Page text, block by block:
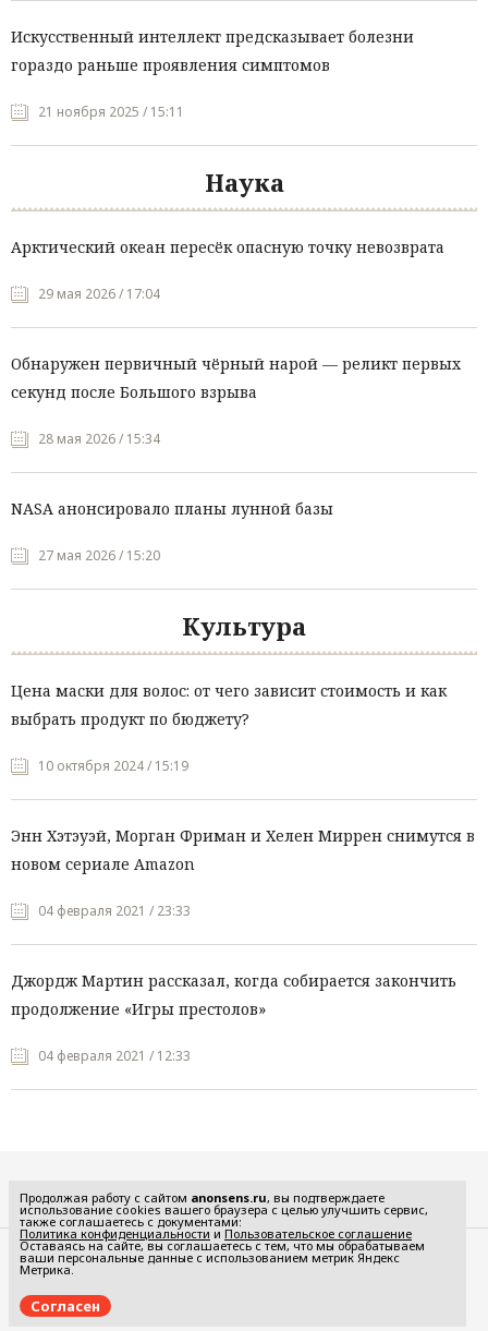
Искусственный интеллект предсказывает болезни
гораздо раньше проявления симптомов
21 ноября 2025 / 15:11
Наука
Арктический океан пересёк опасную точку невозврата
29 мая 2026 / 17:04
Обнаружен первичный чёрный нарой — реликт первых
секунд после Большого взрыва
28 мая 2026 / 15:34
NASA анонсировало планы лунной базы
27 мая 2026 / 15:20
Культура
Цена маски для волос: от чего зависит стоимость и как
выбрать продукт по бюджету?
10 октября 2024 / 15:19
Энн Хэтэуэй, Морган Фриман и Хелен Миррен снимутся в
новом сериале Amazon
04 февраля 2021 / 23:33
Джордж Мартин рассказал, когда собирается закончить
продолжение «Игры престолов»
04 февраля 2021 / 12:33
Редакция
Реклама
Продолжая работу с сайтом anonsens.ru, вы подтверждаете
использование cookies вашего браузера с целью улучшить сервис,
также соглашаетесь с документами:
Политика конфиденциальности и Пользовательское соглашение
Оставаясь на сайте, вы соглашаетесь с тем, что мы обрабатываем
ваши персональные данные с использованием метрик Яндекс
Метрика.
Согласен